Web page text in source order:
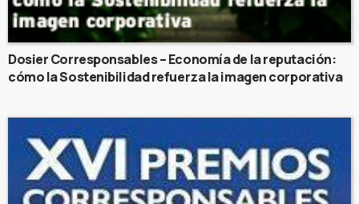
Dosier Corresponsables – Economía de la reputación:
cómo la Sostenibilidad refuerza la imagen corporativa